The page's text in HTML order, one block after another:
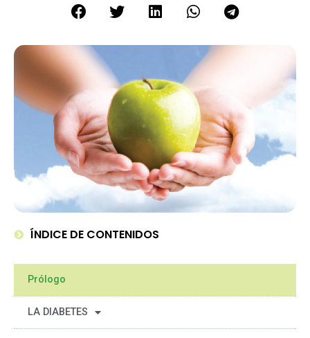
ÍNDICE DE CONTENIDOS
Prólogo
LA DIABETES